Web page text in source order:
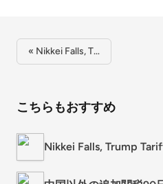
« Nikkei Falls, T…
こちらもおすすめ
Nikkei Falls, Trump